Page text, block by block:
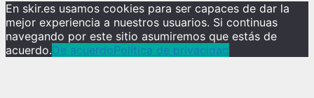
En skir.es usamos cookies para ser capaces de dar la
mejor experiencia a nuestros usuarios. Si continuas
navegando por este sitio asumiremos que estás de
acuerdo.De acuerdoPolítica de privacidad